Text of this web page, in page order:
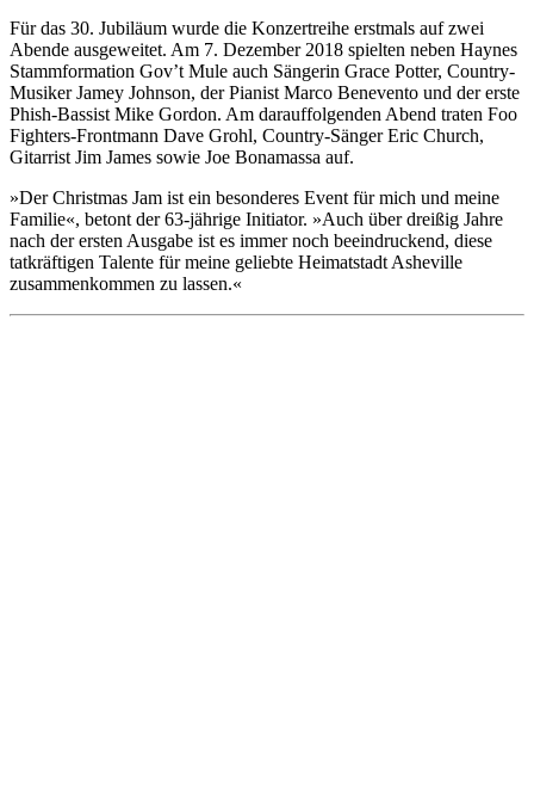
Für das 30. Jubiläum wurde die Konzertreihe erstmals auf zwei
Abende ausgeweitet. Am 7. Dezember 2018 spielten neben Haynes
Stammformation Gov’t Mule auch Sängerin Grace Potter, Country-
Musiker Jamey Johnson, der Pianist Marco Benevento und der erste
Phish-Bassist Mike Gordon. Am darauffolgenden Abend traten Foo
Fighters-Frontmann Dave Grohl, Country-Sänger Eric Church,
Gitarrist Jim James sowie Joe Bonamassa auf.
»Der Christmas Jam ist ein besonderes Event für mich und meine
Familie«, betont der 63-jährige Initiator. »Auch über dreißig Jahre
nach der ersten Ausgabe ist es immer noch beeindruckend, diese
tatkräftigen Talente für meine geliebte Heimatstadt Asheville
zusammenkommen zu lassen.«